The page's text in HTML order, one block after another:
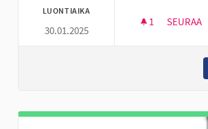
LUONTIAIKA
30.01.2025
1 1 SEURAAJA
SEURAA